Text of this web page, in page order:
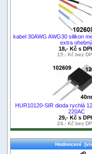
kabel 30AWG AWG30 silikon
extra ohebný
18,- Kč s
15,- Kč bez
HUR10120-SIR dioda rychlá
220AC
29,- Kč s
24,- Kč bez
Hodnocení